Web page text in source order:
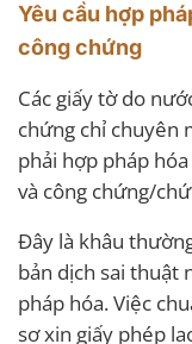
Yêu cầu hợp
công chứng
Các giấy tờ do
chứng chỉ chuyên
phải hợp pháp
và công chứng/
Đây là khâu
bản dịch sai thuật
pháp hóa. Việc
sơ xin giấy phép